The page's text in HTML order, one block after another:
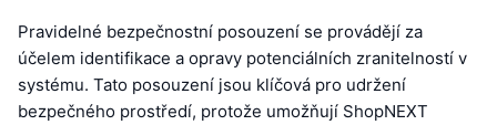
Pravidelné bezpečnostní posouzení se provádějí za
účelem identifikace a opravy potenciálních zranitelností v
systému. Tato posouzení jsou klíčová pro udržení
bezpečného prostředí, protože umožňují ShopNEXT